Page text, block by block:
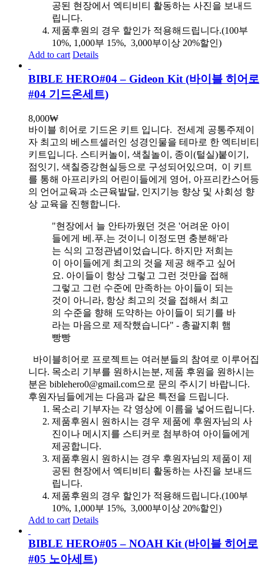
공된 현장에서 엑티비티 활동하는 사진을 보내드
립니다.
제품후원의 경우 할인가 적용해드립니다.(100부
10%, 1,000부 15%, 3,000부이상 20%할인)
Add to cart Details
BIBLE HERO#04 – Gideon Kit (바이블 히어로
#04 기드온세트)
8,000₩
바이블 히어로 기드온 키트 입니다. 전세계 공통주제이
자 최고의 베스트셀러인 성경인물을 테마로 한 엑티비티
키트입니다. 스티커놀이, 색칠놀이, 종이(털실)붙이기,
점잇기, 색칠증강현실등으로 구성되어있으며, 이 키트
를 통해 아프리카의 어린이들에게 영어, 아프리칸스어등
의 언어교육과 소근육발달, 인지기능 향상 및 사회성 향
상 교육을 진행합니다.
"현장에서 늘 안타까웠던 것은 '어려운 아이
들에게 베.푸.는 것이니 이정도면 충분해'라
는 식의 고정관념이었습니다. 하지만 저희는
이 아이들에게 최고의 것을 제공 해주고 싶어
요. 아이들이 항상 그렇고 그런 것만을 접해
그렇고 그런 수준에 만족하는 아이들이 되는
것이 아니라, 항상 최고의 것을 접해서 최고
의 수준을 향해 도약하는 아이들이 되기를 바
라는 마음으로 제작했습니다" - 총괄지휘 햄
빵빵
바이블히어로 프로젝트는 여러분들의 참여로 이루어집
니다. 목소리 기부를 원하시는분, 제품 후원을 원하시는
분은 biblehero0@gmail.com으로 문의 주시기 바랍니다.
후원자님들에게는 다음과 같은 특전을 드립니다.
목소리 기부자는 각 영상에 이름을 넣어드립니다.
제품후원시 원하시는 경우 제품에 후원자님의 사
진이나 메시지를 스티커로 첨부하여 아이들에게
제공합니다.
제품후원시 원하시는 경우 후원자님의 제품이 제
공된 현장에서 엑티비티 활동하는 사진을 보내드
립니다.
제품후원의 경우 할인가 적용해드립니다.(100부
10%, 1,000부 15%, 3,000부이상 20%할인)
Add to cart Details
BIBLE HERO#05 – NOAH Kit (바이블 히어로
#05 노아세트)